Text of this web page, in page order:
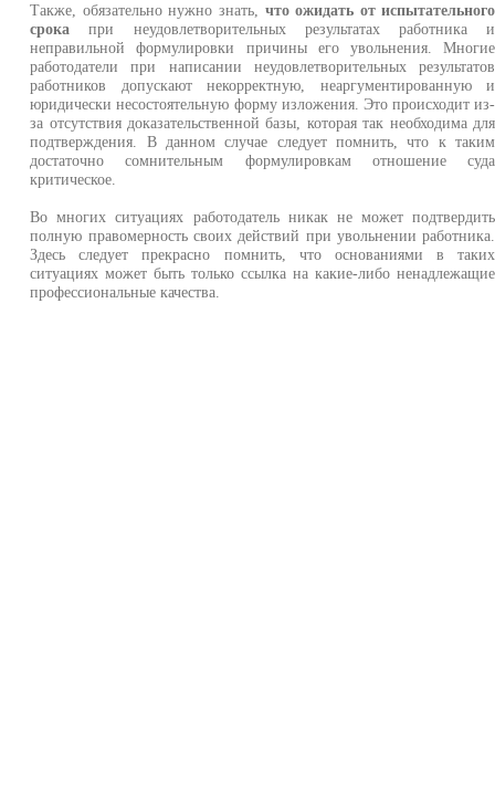
Также, обязательно нужно знать, что ожидать от испытательного
срока при неудовлетворительных результатах работника и
неправильной формулировки причины его увольнения. Многие
работодатели при написании неудовлетворительных результатов
работников допускают некорректную, неаргументированную и
юридически несостоятельную форму изложения. Это происходит из-
за отсутствия доказательственной базы, которая так необходима для
подтверждения. В данном случае следует помнить, что к таким
достаточно сомнительным формулировкам отношение суда
критическое.
Во многих ситуациях работодатель никак не может подтвердить
полную правомерность своих действий при увольнении работника.
Здесь следует прекрасно помнить, что основаниями в таких
ситуациях может быть только ссылка на какие-либо ненадлежащие
профессиональные качества.